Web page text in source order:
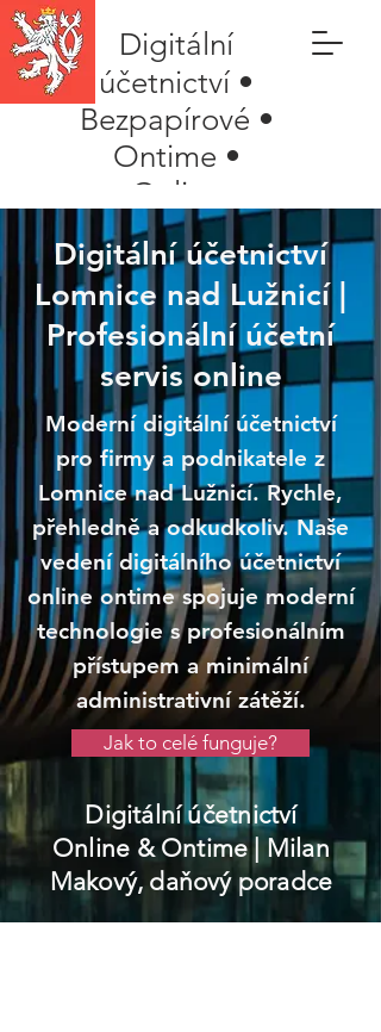
Digitální
účetnictví •
Bezpapírové •
Ontime •
Online
Digitální účetnictví
Lomnice nad Lužnicí |
Profesionální účetní
servis online
Moderní digitální účetnictví
pro firmy a podnikatele z
Lomnice nad Lužnicí. Rychle,
přehledně a odkudkoliv. Naše
vedení digitálního účetnictví
online ontime spojuje moderní
technologie s profesionálním
přístupem a minimální
administrativní zátěží.
Jak to celé funguje?
Digitální účetnictví
Online & Ontime| Milan
Makový, daňový poradce